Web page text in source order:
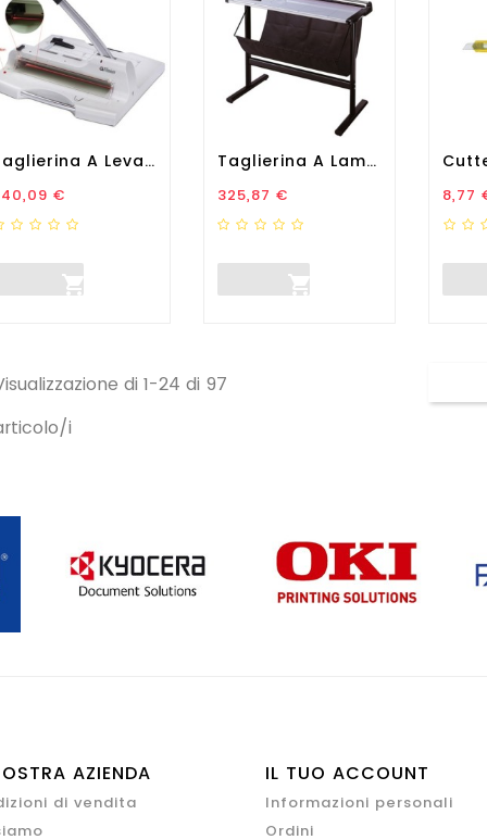
Taglierina A Leva Alti...
€

Taglierina A Lama Rotante...
Prezzo
325,87 €

8,77
di 1-24 di 97
i
AZIENDA
di vendita
IL TUO ACCOUNT
Informazioni personali
Ordini